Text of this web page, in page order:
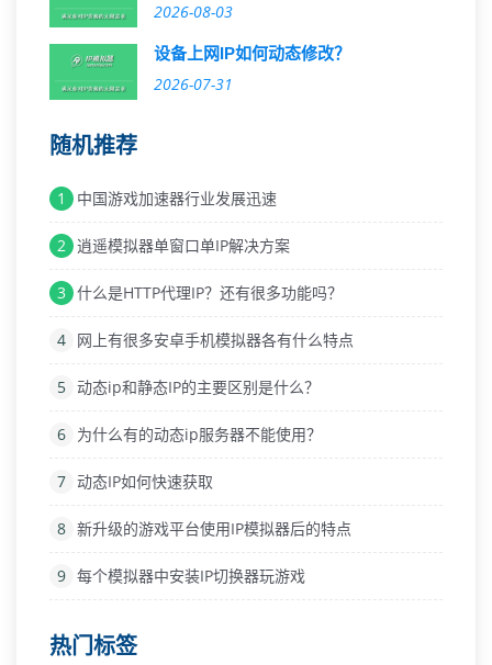
2026-08-03
设备上网IP如何动态修改？
2026-07-31
随机推荐
1 中国游戏加速器行业发展迅速
2 逍遥模拟器单窗口单IP解决方案
3 什么是HTTP代理IP？还有很多功能吗？
4 网上有很多安卓手机模拟器各有什么特点
5 动态ip和静态IP的主要区别是什么？
6 为什么有的动态ip服务器不能使用？
7 动态IP如何快速获取
8 新升级的游戏平台使用IP模拟器后的特点
9 每个模拟器中安装IP切换器玩游戏
热门标签